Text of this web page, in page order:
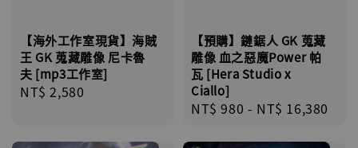
【海外工作室現貨】海賊
王 GK 蒐藏雕像 尼卡魯
夫 [mp3工作室]
Regular
NT$ 2,580
【預購】鏈鋸人 GK 蒐藏
雕像 血之惡魔Power 帕
瓦 [Hera Studio x
Ciallo]
Regular
NT$ 980 - NT$ 16,380